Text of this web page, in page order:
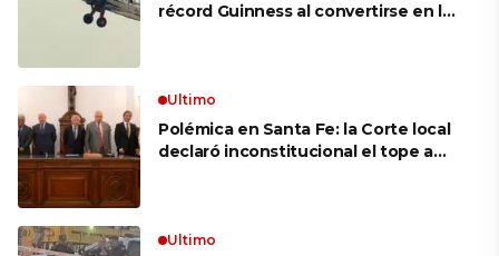
récord Guinness al convertirse en la
puedo’ no existen en mi vocabulario»
Ultimo
Polémica en Santa Fe: la Corte local
declaró inconstitucional el tope a
Ultimo